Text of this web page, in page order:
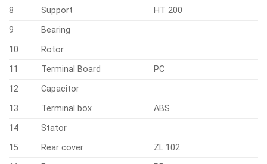
8
Support
HT 200
9
Bearing
10
Rotor
11
Terminal Board
PC
12
Capacitor
13
Terminal box
ABS
14
Stator
15
Rear cover
ZL 102